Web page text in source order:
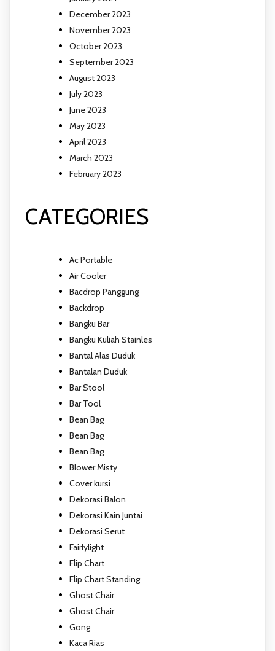
December 2023
November 2023
October 2023
September 2023
August 2023
July 2023
June 2023
May 2023
April 2023
March 2023
February 2023
CATEGORIES
Ac Portable
Air Cooler
Bacdrop Panggung
Backdrop
Bangku Bar
Bangku Kuliah Stainles
Bantal Alas Duduk
Bantalan Duduk
Bar Stool
Bar Tool
Bean Bag
Bean Bag
Bean Bag
Blower Misty
Cover kursi
Dekorasi Balon
Dekorasi Kain Juntai
Dekorasi Serut
Fairlylight
Flip Chart
Flip Chart Standing
Ghost Chair
Ghost Chair
Gong
Kaca Rias